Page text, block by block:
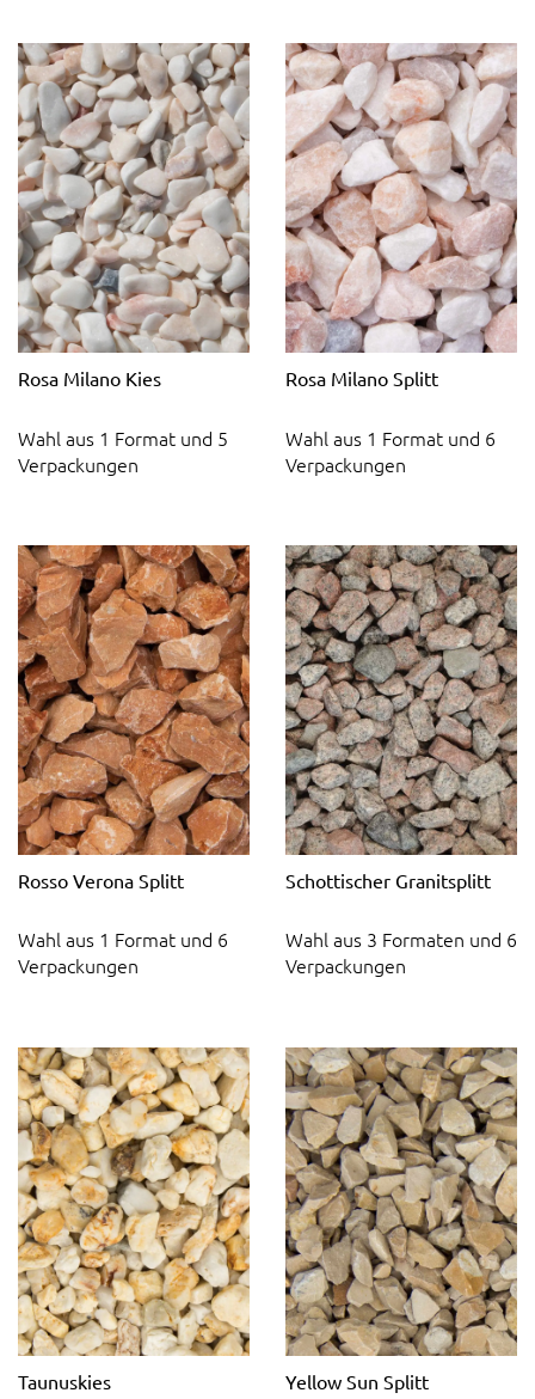
Rosa Milano Kies
Wahl aus 1 Format und 5
Verpackungen
Rosa Milano Splitt
Wahl aus 1 Format und 6
Verpackungen
Rosso Verona Splitt
Wahl aus 1 Format und 6
Verpackungen
Schottischer Granitsplitt
Wahl aus 3 Formaten und 6
Verpackungen
Taunuskies Yellow Sun Splitt